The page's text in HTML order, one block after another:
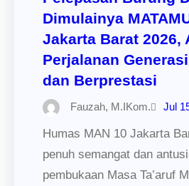
Dimulainya
Jakarta Barat 2026,
Perjalanan
dan Berprestasi
Fauzah, M.IKom. Jul
Humas MAN 10 Jakarta
penuh semangat dan
pembukaan Masa Ta’aruf